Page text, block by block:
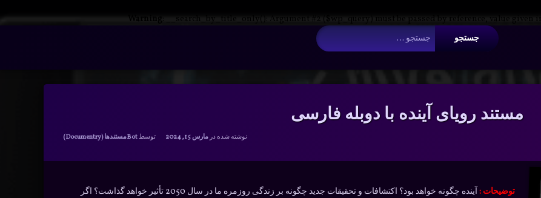
Warning : __search_by_title_only(): Argument #2 ($wp_query) must be passed by reference, value given in
جستجو برای:
مستند رویای آینده با دوبله فارسی
نوشته شده درمارس 15, 2024 توسطBotدسته بندی ها:
مستندها (Documentry)
توضیحات :
آینده چگونه خواهد بود؟ اکتشافات و تحقیقات جدید چگونه بر زندگی روزمره ما در سال 2050 تأثیر خواهد گذاشت؟ اگر